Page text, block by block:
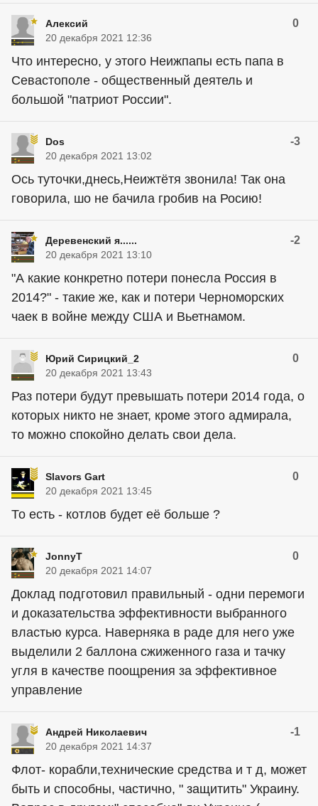
Алексий 0
20 декабря 2021 12:36
Что интересно, у этого Неижпапы есть папа в
Севастополе - общественный деятель и
большой "патриот России".
Dos -3
20 декабря 2021 13:02
Ось туточки,днесь,Неижтётя звонила! Так она
говорила, шо не бачила гробив на Росию!
Деревенский я...... -2
20 декабря 2021 13:10
"А какие конкретно потери понесла Россия в
2014?" - такие же, как и потери Черноморских
чаек в войне между США и Вьетнамом.
Юрий Сирицкий_2 0
20 декабря 2021 13:43
Раз потери будут превышать потери 2014 года, о
которых никто не знает, кроме этого адмирала,
то можно спокойно делать свои дела.
Slavors Gart 0
20 декабря 2021 13:45
То есть - котлов будет её больше ?
JonnyT 0
20 декабря 2021 14:07
Доклад подготовил правильный - одни перемоги
и доказательства эффективности выбранного
властью курса. Наверняка в раде для него уже
выделили 2 баллона сжиженного газа и тачку
угля в качестве поощрения за эффективное
управление
Андрей Николаевич -1
20 декабря 2021 14:37
Флот- корабли,технические средства и т д, может
быть и способны, частично, " защитить" Украину.